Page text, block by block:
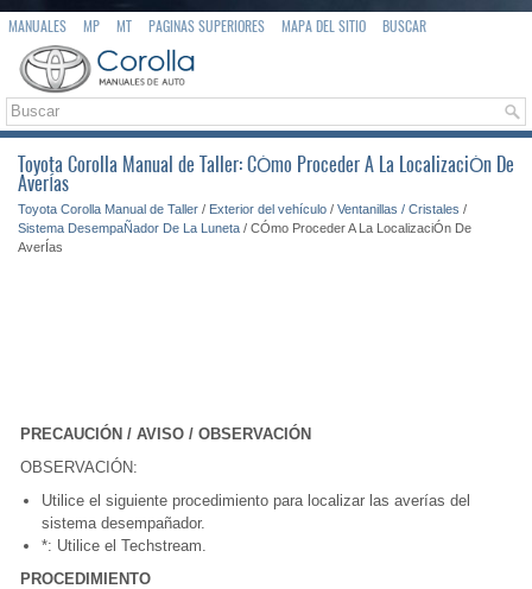
MANUALES MP MT PAGINAS SUPERIORES MAPA DEL SITIO BUSCAR
Toyota Corolla Manual de Taller: CÓmo Proceder A La LocalizaciÓn De
AverÍas
Toyota Corolla Manual de Taller / Exterior del vehículo / Ventanillas / Cristales /
Sistema DesempaÑador De La Luneta / CÓmo Proceder A La LocalizaciÓn De
AverÍas
PRECAUCIÓN / AVISO / OBSERVACIÓN
OBSERVACIÓN:
Utilice el siguiente procedimiento para localizar las averías del
sistema desempañador.
*: Utilice el Techstream.
PROCEDIMIENTO